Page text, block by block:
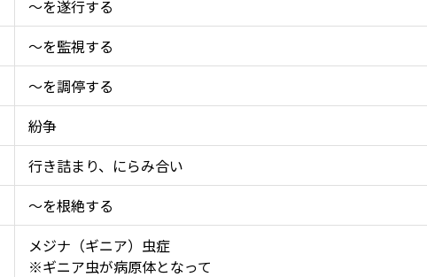
～を遂行する
～を監視する
～を調停する
紛争
行き詰まり、にらみ合い
～を根絶する
メジナ（ギニア）虫症
※ギニア虫が病原体となって